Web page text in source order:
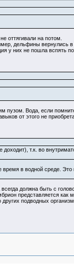
оттягивали на потом.
дельфины вернулись
у них не пошла вспять
пузом. Вода, если
от этого не
т.к. во
в водной среде. Это
должна быть с
представляется как
подводных